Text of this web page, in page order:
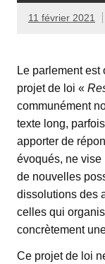
11 février 2021
Le parlement
projet de loi «
communément
texte long,
apporter de
évoqués, ne vise
de nouvelles
dissolutions des
celles qui
concrètement
Ce projet de loi